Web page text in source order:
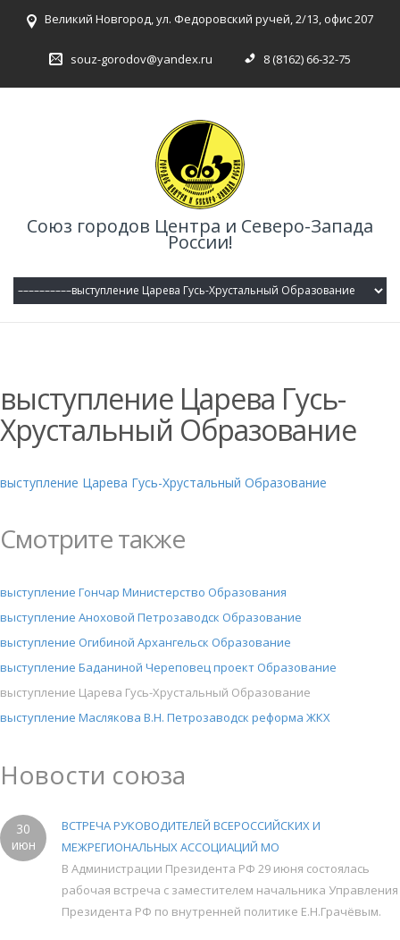
Великий Новгород, ул. Федоровский ручей, 2/13, офис 207
souz-gorodov@yandex.ru 8 (8162) 66-32-75
Союз городов Центра и Северо-Запада
России!
выступление Царева Гусь-
Хрустальный Образование
выступление Царева Гусь-Хрустальный Образование
Смотрите также
выступление Гончар Министерство Образования
выступление Аноховой Петрозаводск Образование
выступление Огибиной Архангельск Образование
выступление Баданиной Череповец проект Образование
выступление Царева Гусь-Хрустальный Образование
выступление Маслякова В.Н. Петрозаводск реформа ЖКХ
Новости союза
30
июн
ВСТРЕЧА РУКОВОДИТЕЛЕЙ ВСЕРОССИЙСКИХ И
МЕЖРЕГИОНАЛЬНЫХ АССОЦИАЦИЙ МО
В Администрации Президента РФ 29 июня состоялась
рабочая встреча с заместителем начальника Управления
Президента РФ по внутренней политике Е.Н.Грачёвым.